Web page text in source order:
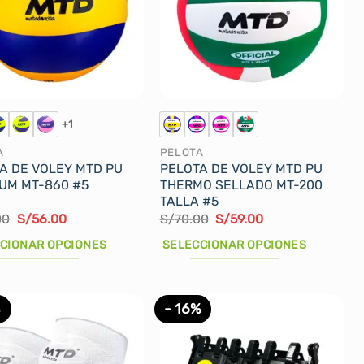
+1
DE VOLEY MTD PU
MT-860 #5
El
precio
original
era:
S/56.00El
actual
es:
OPCIONES
PELOTA
PELOTA DE VOLEY MTD PU
THERMO SELLADO MT-200
TALLA #5
S/70.00 El
precio
original
era:
S/59.00El
actual
es:
SELECCIONAR OPCIONES
tiene
múltiples
variantes.
- 16%